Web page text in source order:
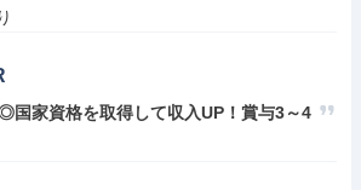
国家資格を取得して収入UP！賞与3～4